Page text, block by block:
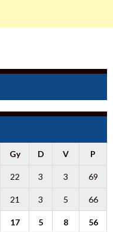
Gy D V P
22 3 3 69
21 3 5 66
17 5 8 56